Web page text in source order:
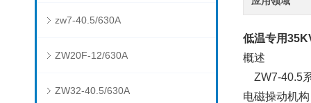
zw7-40.5/630A
ZW20F-12/630A
ZW32-40.5/630A
低温专用
概述
ZW7-40.5
电磁操动机